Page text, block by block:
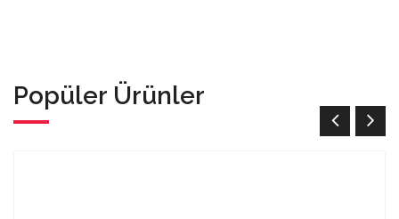
Popüler Ürünler